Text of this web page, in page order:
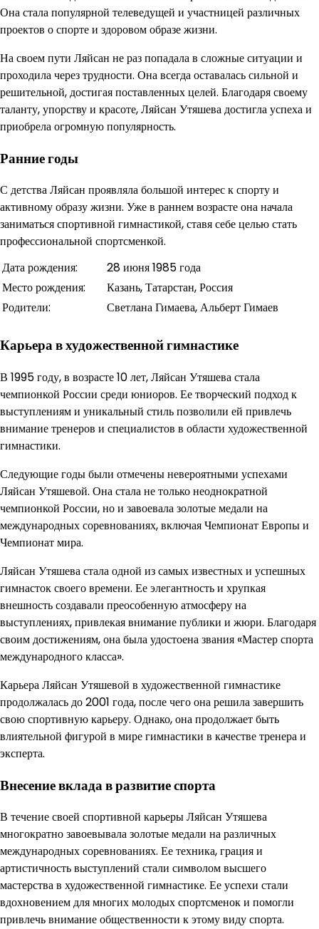
Она стала популярной телеведущей и участницей различных
проектов о спорте и здоровом образе жизни.
На своем пути Ляйсан не раз попадала в сложные ситуации и
проходила через трудности. Она всегда оставалась сильной и
решительной, достигая поставленных целей. Благодаря своему
таланту, упорству и красоте, Ляйсан Утяшева достигла успеха и
приобрела огромную популярность.
Ранние годы
С детства Ляйсан проявляла большой интерес к спорту и
активному образу жизни. Уже в раннем возрасте она начала
заниматься спортивной гимнастикой, ставя себе целью стать
профессиональной спортсменкой.
Дата рождения:
28 июня 1985 года
Место рождения:
Казань, Татарстан, Россия
Родители:
Светлана Гимаева, Альберт Гимаев
Карьера в художественной гимнастике
В 1995 году, в возрасте 10 лет, Ляйсан Утяшева стала
чемпионкой России среди юниоров. Ее творческий подход к
выступлениям и уникальный стиль позволили ей привлечь
внимание тренеров и специалистов в области художественной
гимнастики.
Следующие годы были отмечены невероятными успехами
Ляйсан Утяшевой. Она стала не только неоднократной
чемпионкой России, но и завоевала золотые медали на
международных соревнованиях, включая Чемпионат Европы и
Чемпионат мира.
Ляйсан Утяшева стала одной из самых известных и успешных
гимнасток своего времени. Ее элегантность и хрупкая
внешность создавали преособенную атмосферу на
выступлениях, привлекая внимание публики и жюри. Благодаря
своим достижениям, она была удостоена звания «Мастер спорта
международного класса».
Карьера Ляйсан Утяшевой в художественной гимнастике
продолжалась до 2001 года, после чего она решила завершить
свою спортивную карьеру. Однако, она продолжает быть
влиятельной фигурой в мире гимнастики в качестве тренера и
эксперта.
Внесение вклада в развитие спорта
В течение своей спортивной карьеры Ляйсан Утяшева
многократно завоевывала золотые медали на различных
международных соревнованиях. Ее техника, грация и
артистичность выступлений стали символом высшего
мастерства в художественной гимнастике. Ее успехи стали
вдохновением для многих молодых спортсменок и помогли
привлечь внимание общественности к этому виду спорта.